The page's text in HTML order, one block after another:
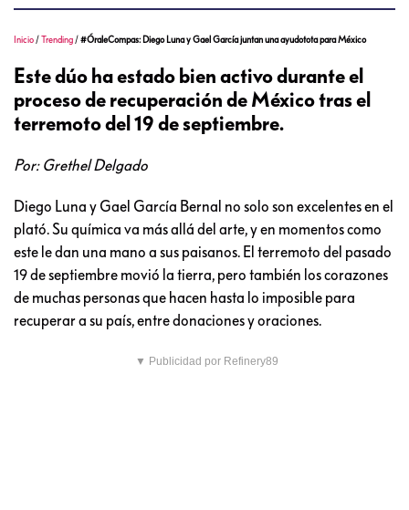
Inicio /Trending /#ÓraleCompas: Diego Luna y Gael García juntan una ayudotota para México
Este dúo ha estado bien activo durante el
proceso de recuperación de México tras el
terremoto del 19 de septiembre.
Por: Grethel Delgado
Diego Luna y Gael García Bernal no solo son excelentes en el
plató. Su química va más allá del arte, y en momentos como
este le dan una mano a sus paisanos. El terremoto del pasado
19 de septiembre movió la tierra, pero también los corazones
de muchas personas que hacen hasta lo imposible para
recuperar a su país, entre donaciones y oraciones.
▼ Publicidad por Refinery89